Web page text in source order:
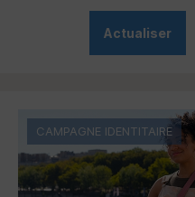
Actualiser
CAMPAGNE IDENTITAIRE